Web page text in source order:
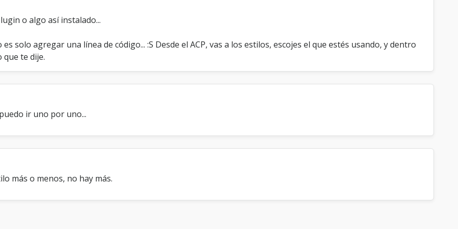
o algo así instalado...
solo agregar una línea de código... :S Desde el ACP, vas a los estilos, escojes el que estés usando, y dentro
que te dije.
ir uno por uno...
más o menos, no hay más.